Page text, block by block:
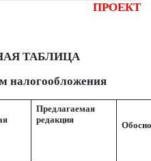
ПРОЕКТ
ТАБЛИЦА
налогообложения
Предлагаемая
редакция